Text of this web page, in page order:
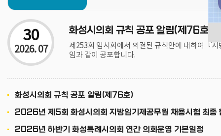
30
2026. 07
화성시의회 규칙 공포 알림(제76호)
제253회 임시회에서 의결된 규칙안에 대하여『
임과 같이 공포합니다.
화성시의회 규칙 공포 알림(제76호)
2026년 제5회 화성시의회 지방임기제공무원 채용시험 최종
2026년 하반기 화성특례시의회 연간 의회운영 기본일정
화성특례시의회, 주민자치 페스티벌 작품전시회 참석 “동네에서 가장 가까운 문화공간, 주민자치센터 응원할 것”
2026-07-29
2026-